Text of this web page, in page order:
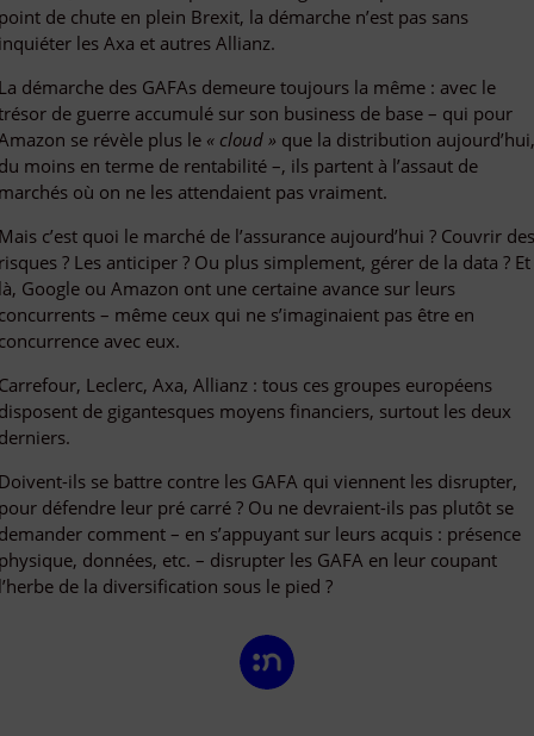
de chute en plein Brexit, la démarche n’est pas sans
les Axa et autres Allianz.
démarche des GAFAs demeure toujours la même : avec le
de guerre accumulé sur son business de base – qui pour
se révèle plus le « cloud » que la distribution
moins en terme de rentabilité –, ils partent à l’assaut de
où on ne les attendaient pas vraiment.
c’est quoi le marché de l’assurance aujourd’hui ? Couvrir
? Les anticiper ? Ou plus simplement, gérer de la data ? Et
Google ou Amazon ont une certaine avance sur leurs
– même ceux qui ne s’imaginaient pas être en
avec eux.
Leclerc, Axa, Allianz : tous ces groupes européens
de gigantesques moyens financiers, surtout les deux
ils se battre contre les GAFA qui viennent les disrupter,
défendre leur pré carré ? Ou ne devraient-ils pas plutôt se
comment – en s’appuyant sur leurs acquis : présence
données, etc. – disrupter les GAFA en leur coupant
de la diversification sous le pied ?